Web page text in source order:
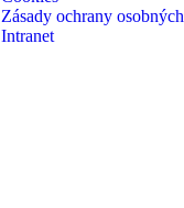
Zásady ochrany
Intranet